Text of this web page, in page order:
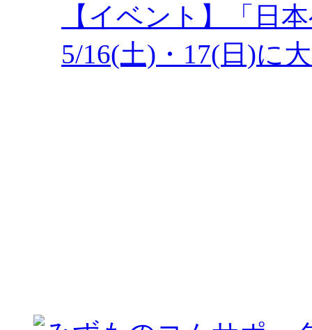
【イベント】「日
5/16(土)・17(日)に